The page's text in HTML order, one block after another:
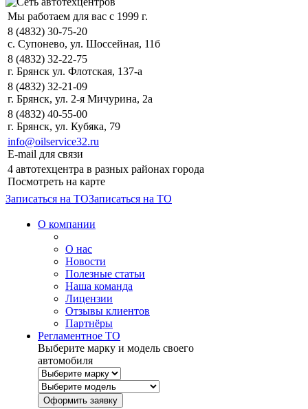
Мы работаем для вас с 1999 г.
8 (4832) 30-75-20
с. Супонево, ул. Шоссейная, 11б
8 (4832) 32-22-75
г. Брянск ул. Флотская, 137-а
8 (4832) 32-21-09
г. Брянск, ул. 2-я Мичурина, 2а
8 (4832) 40-55-00
г. Брянск, ул. Кубяка, 79
info@oilservice32.ru
E-mail для связи
4 автотехцентра в разных районах города
Посмотреть на карте
Записаться на ТОЗаписаться на ТО
О компании
О нас
Новости
Полезные статьи
Наша команда
Лицензии
Отзывы клиентов
Партнёры
Регламентное ТО
Выберите марку и модель своего
автомобиля